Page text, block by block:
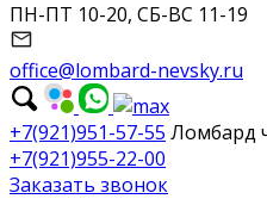
ПН-ПТ 10-20, СБ-ВС 11-19
office@lombard-nevsky.ru
+7(921)951-57-55 Ломбард
+7(921)955-22-00
Заказать звонок